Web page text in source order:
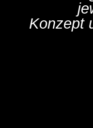
Konzept